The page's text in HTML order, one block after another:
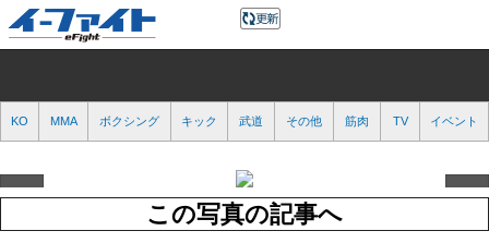
KO MMA ボクシング キック 武道 その他 筋肉 TV イベント
この写真の記事へ